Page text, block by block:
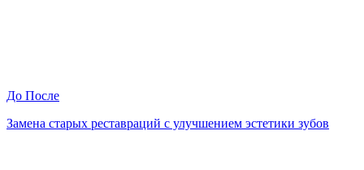
До После
Замена старых реставраций с улучшением эстетики зубов